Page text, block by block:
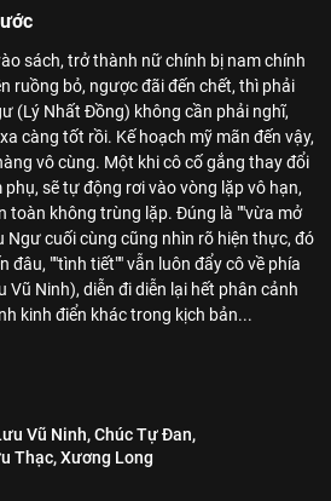
sách, trở thành nữ chính bị nam chính
ruồng bỏ, ngược đãi đến chết, thì phải
(Lý Nhất Đồng) không cần phải nghĩ,
càng tốt rồi. Kế hoạch mỹ mãn đến vậy,
vô cùng. Một khi cô cố gắng thay đổi
sẽ tự động rơi vào vòng lặp vô hạn,
toàn không trùng lặp. Đúng là ""vừa mở
Ngư cuối cùng cũng nhìn rõ hiện thực, đó
đâu, ""tình tiết"" vẫn luôn đẩy cô về phía
Vũ Ninh), diễn đi diễn lại hết phân cảnh
kinh điển khác trong kịch bản...
Vũ Ninh,Chúc Tự Đan,
Thạc,Xương Long